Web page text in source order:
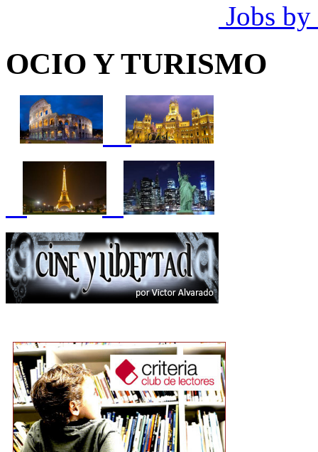
Jobs by
OCIO Y TURISMO